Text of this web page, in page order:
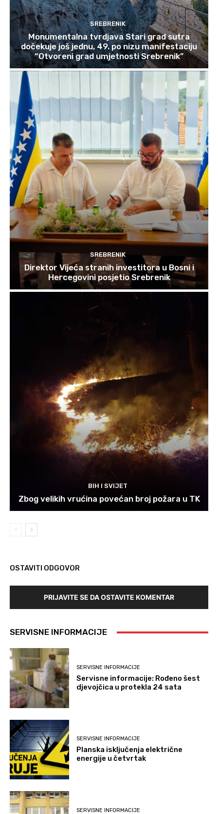
SREBRENIK
Monumentalna tvrdjava Stari grad sutra
dočekuje još jednu, 49. po nizu manifestaciju
“Otvoreni grad umjetnosti Srebrenik”
SREBRENIK
Direktor Vijeća stranih investitora u Bosni i
Hercegovini posjetio Srebrenik
BIH I SVIJET
Zbog velikih vrućina povećan broj požara u TK
OSTAVITI ODGOVOR
PRIJAVITE SE DA OSTAVITE KOMENTAR
SERVISNE INFORMACIJE
SERVISNE INFORMACIJE
Servisne informacije: Rođeno šest
djevojčica u protekla 24 sata
SERVISNE INFORMACIJE
Planska isključenja električne
energije u četvrtak
SERVISNE INFORMACIJE